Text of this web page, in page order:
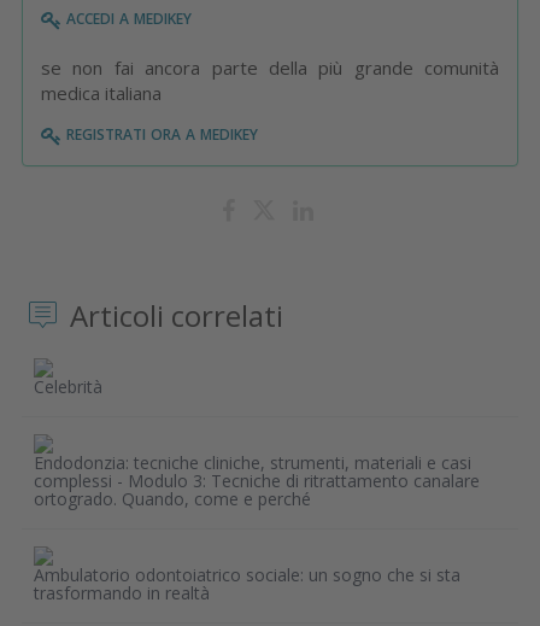
accedi a medikey
se non fai ancora parte della più grande comunità
medica italiana
registrati ora a medikey
Articoli correlati
Celebrità
Endodonzia: tecniche cliniche, strumenti, materiali e casi
complessi - Modulo 3: Tecniche di ritrattamento canalare
ortogrado. Quando, come e perché
Ambulatorio odontoiatrico sociale: un sogno che si sta
trasformando in realtà